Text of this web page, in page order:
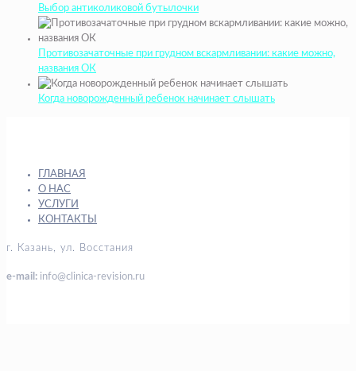
Выбор антиколиковой бутылочки
Противозачаточные при грудном вскармливании: какие можно,
названия ОК
Когда новорожденный ребенок начинает слышать
ГЛАВНАЯ
О НАС
УСЛУГИ
КОНТАКТЫ
г. Казань, ул. Восстания
e-mail: info@clinica-revision.ru